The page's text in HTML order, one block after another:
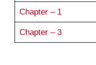
Chapter – 1
Chapter – 3